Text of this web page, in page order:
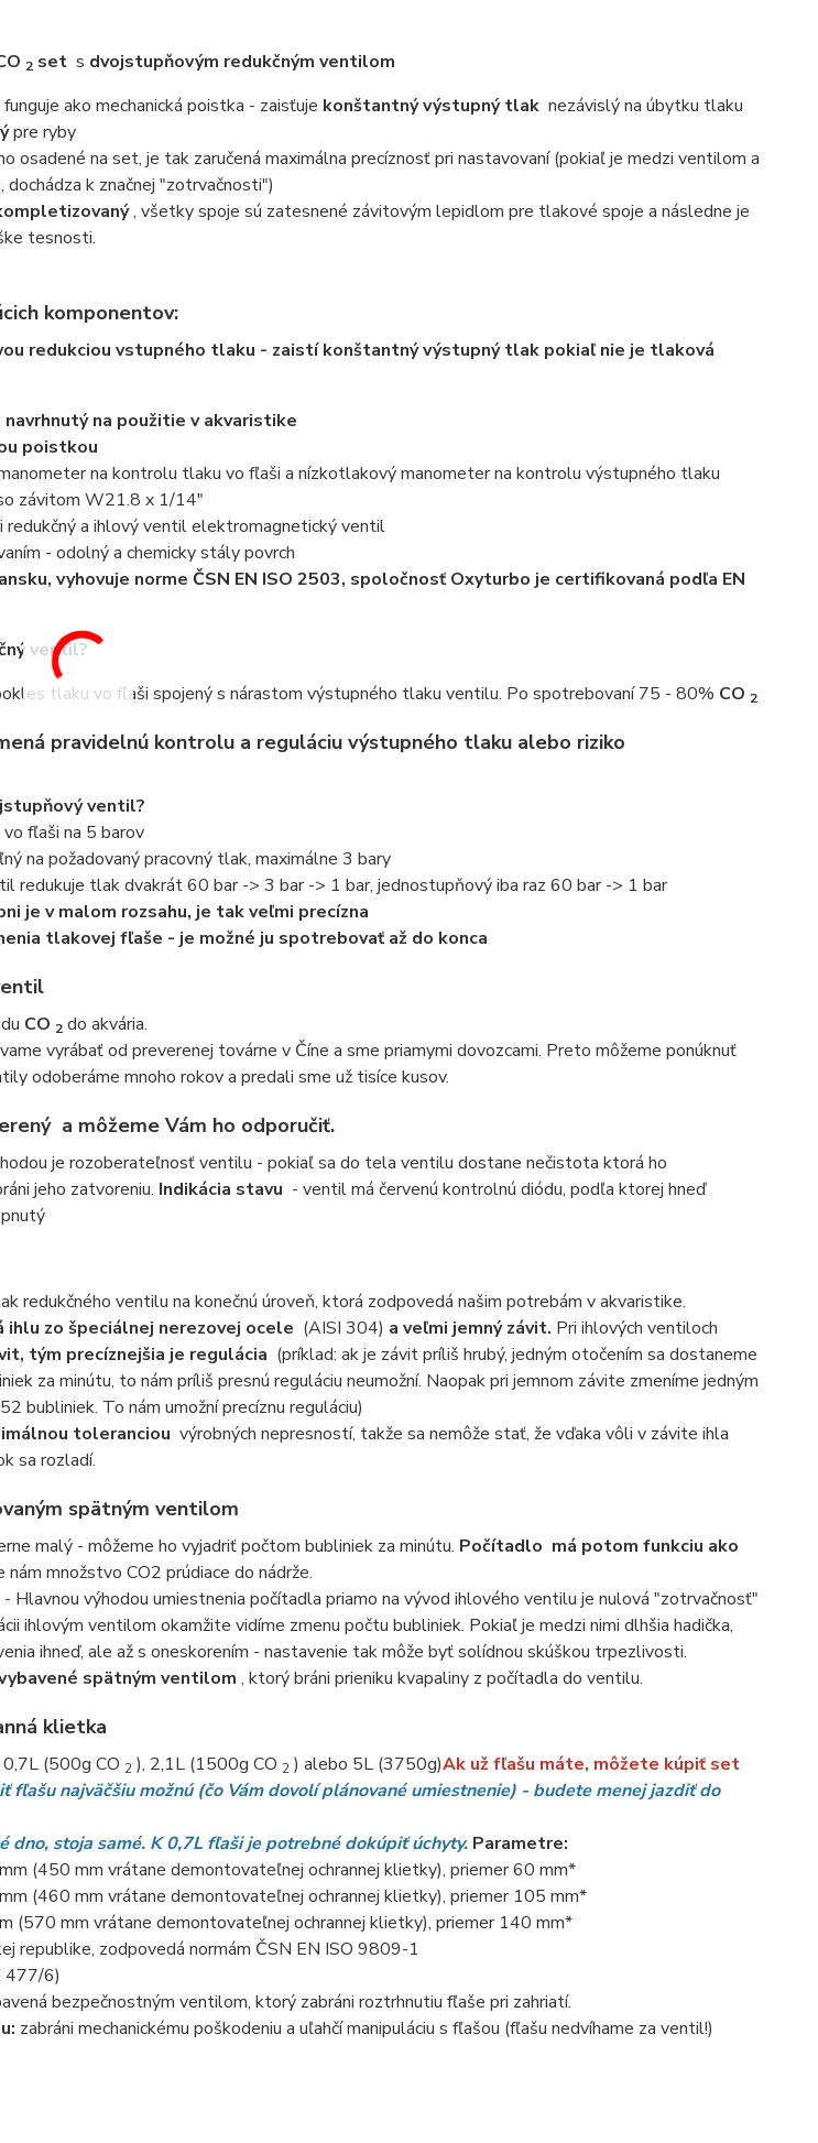
2sets dvojstupňovým redukčným ventilom
funguje ako mechanická poistka - zaisťuje konštantný výstupný tlak nezávislý na úbytku tlaku
pre ryby
osadené na set, je tak zaručená maximálna precíznosť pri nastavovaní (pokiaľ je medzi ventilom a
k značnej "zotrvačnosti")
, všetky spoje sú zatesnené závitovým lepidlom pre tlakové spoje a následne je
tesnosti.
komponentov:
redukciou vstupného tlaku - zaistí konštantný výstupný tlak pokiaľ nie je tlaková
na použitie v akvaristike
poistkou
na kontrolu tlaku vo fľaši a nízkotlakový manometer na kontrolu výstupného tlaku
závitom W21.8 x 1/14"
redukčný a ihlový ventil elektromagnetický ventil
- odolný a chemicky stály povrch
vyhovuje norme ČSN EN ISO 2503, spoločnosť Oxyturbo je certifikovaná podľa EN
ventil?
tlaku vo fľaši spojený s nárastom výstupného tlaku ventilu. Po spotrebovaní 75 - 80% CO 2
pravidelnú kontrolu a reguláciu výstupného tlaku alebo riziko
ventil?
fľaši na 5 barov
na požadovaný pracovný tlak, maximálne 3 bary
redukuje tlak dvakrát 60 bar -> 3 bar -> 1 bar, jednostupňový iba raz 60 bar -> 1 bar
je v malom rozsahu, je tak veľmi precízna
tlakovej fľaše - je možné ju spotrebovať až do konca
CO 2do akvária.
vyrábať od preverenej továrne v Číne a sme priamymi dovozcami. Preto môžeme ponúknuť
odoberáme mnoho rokov a predali sme už tisíce kusov.
a môžeme Vám ho odporučiť.
je rozoberateľnosť ventilu - pokiaľ sa do tela ventilu dostane nečistota ktorá ho
jeho zatvoreniu. Indikácia stavu - ventil má červenú kontrolnú diódu, podľa ktorej hneď
redukčného ventilu na konečnú úroveň, ktorá zodpovedá našim potrebám v akvaristike.
ihlu zo špeciálnej nerezovej ocele (AISI 304) a veľmi jemný závit. Pri ihlových ventiloch
tým precíznejšia je regulácia (príklad: ak je závit príliš hrubý, jedným otočením sa dostaneme
za minútu, to nám príliš presnú reguláciu neumožní. Naopak pri jemnom závite zmeníme jedným
bubliniek. To nám umožní precíznu reguláciu)
toleranciou výrobných nepresností, takže sa nemôže stať, že vďaka vôli v závite ihla
sa rozladí.
spätným ventilom
malý - môžeme ho vyjadriť počtom bubliniek za minútu. Počítadlo má potom funkciu ako
nám množstvo CO2 prúdiace do nádrže.
- Hlavnou výhodou umiestnenia počítadla priamo na vývod ihlového ventilu je nulová "zotrvačnosť"
ihlovým ventilom okamžite vidíme zmenu počtu bubliniek. Pokiaľ je medzi nimi dlhšia hadička,
ihneď, ale až s oneskorením - nastavenie tak môže byť solídnou skúškou trpezlivosti.
spätným ventilom , ktorý bráni prieniku kvapaliny z počítadla do ventilu.
klietka
(500g CO 2 ), 2,1L (1500g CO 2 ) alebo 5L (3750g)Ak už fľašu máte, môžete kúpiť set
fľašu najväčšiu možnú (čo Vám dovolí plánované umiestnenie) - budetemenej jazdiť do
dno, stoja samé. K 0,7L fľaši je potrebné dokúpiť úchyty. Parametre:
(450 mm vrátane demontovateľnej ochrannej klietky), priemer 60 mm*
(460 mm vrátane demontovateľnej ochrannej klietky), priemer 105 mm*
(570 mm vrátane demontovateľnej ochrannej klietky), priemer 140 mm*
republike, zodpovedá normám ČSN EN ISO 9809-1
477/6)
bezpečnostným ventilom, ktorý zabráni roztrhnutiu fľaše pri zahriatí.
zabráni mechanickému poškodeniu a uľahčí manipuláciu s fľašou (fľašu nedvíhame za ventil!)